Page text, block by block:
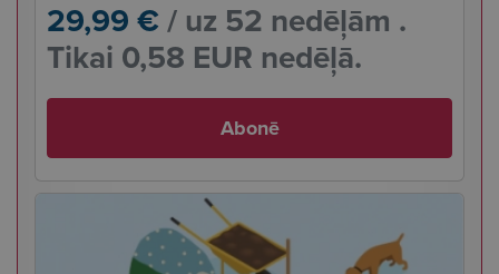
29,99 €/ uz 52 nedēļām .
Tikai 0,58 EUR nedēļā.
Abonē